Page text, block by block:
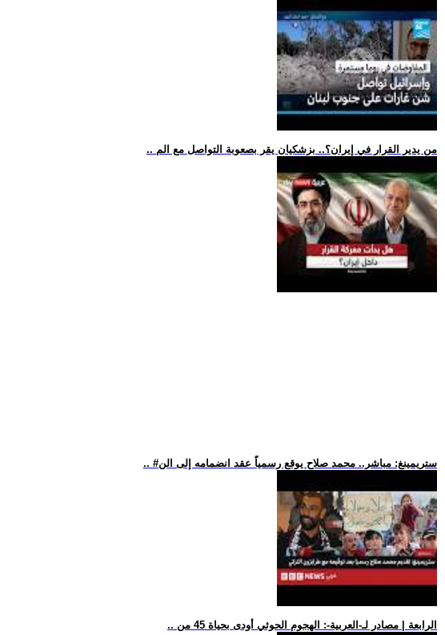
.. من يدير القرار في إيران؟.. بزشكيان يقر بصعوبة التواصل مع الم
.. #ستريمينغ: مباشر.. محمد صلاح يوقع رسمياً عقد انضمامه إلى الن
.. الرابعة | مصادر لـ-العربية-: الهجوم الحوثي أودى بحياة 45 من